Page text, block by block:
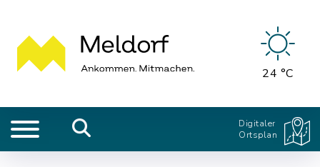
24 °C
Digitaler
Ortsplan